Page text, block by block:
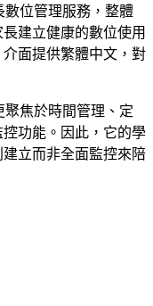
數位管理服務，整體
建立健康的數位使用
面提供繁體中文，對
聚焦於時間管理、定
功能。因此，它的學
立而非全面監控來陪